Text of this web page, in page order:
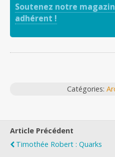
Soutenez notre
adhérent !
Catégories:
Article Précédent
Timothée Robert : Quarks